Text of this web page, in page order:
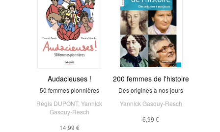
Audacieuses !
50 femmes pionnières
Régis DUPONT, Yannick
Gasquy-Resch
14,99 €
200 femmes de l'histoire
Des origines à nos jours
Yannick Gasquy-Resch
6,99 €